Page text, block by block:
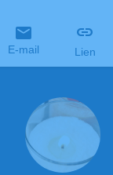
E-mail Lien